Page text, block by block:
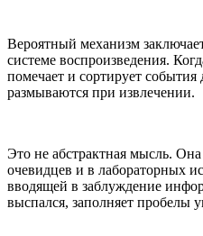
Вероятный механизм
системе воспроизведения.
помечает и сортирует
размываются при извлечении.
Это не абстрактная мысль. Она
очевидцев и в лабораторных
вводящей в заблуждение
выспался, заполняет пробелы